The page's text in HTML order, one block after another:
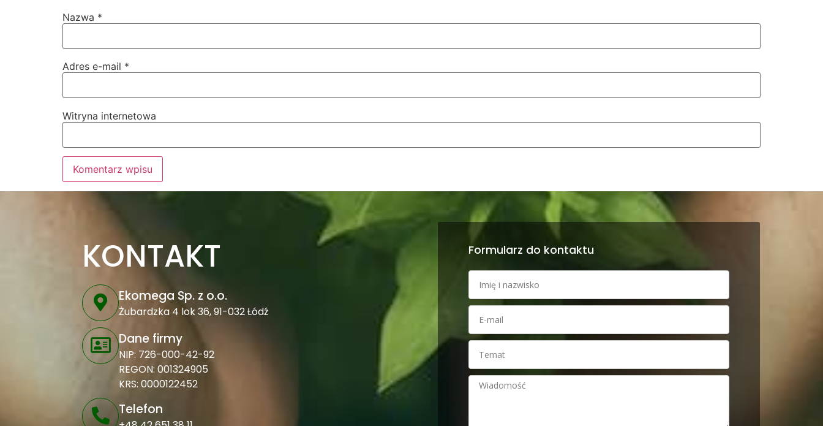
Nazwa *
Adres e-mail *
Witryna internetowa
Alternative:
KONTAKT
Ekomega Sp. z o.o.
Żubardzka 4 lok 36, 91-032 Łódź
Dane firmy
NIP: 726-000-42-92
REGON: 001324905
KRS: 0000122452
Telefon
Formularz do kontaktu